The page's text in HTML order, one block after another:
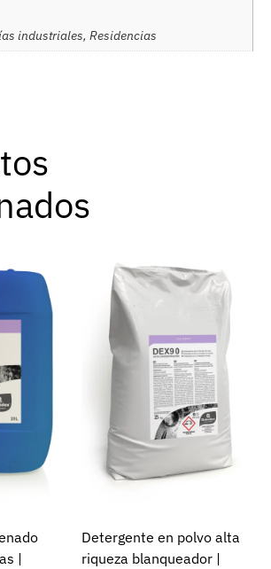
industriales, Residencias
|
Detergente en polvo alta
riqueza blanqueador |